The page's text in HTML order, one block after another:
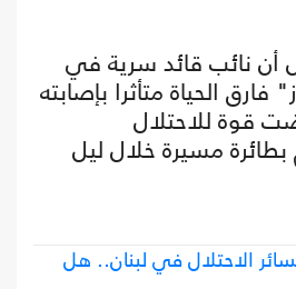
أن نائب قائد سرية في
الحياة متأثرا بإصابته
قوة للاحتلال
مسيرة خلال ليل
الاحتلال في لبنان.. هل